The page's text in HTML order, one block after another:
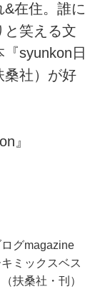
在住。誰に
と笑える文
syunkon日
社）が好
』
ログmagazine
ミックスベス
扶桑社・刊）